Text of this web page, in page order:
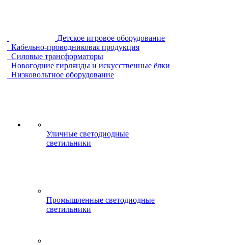
Детское игровое оборудование
Кабельно-проводниковая продукция
Силовые трансформаторы
Новогодние гирлянды и искусственные ёлки
Низковольтное оборудование
Уличные светодиодные
светильники
Промышленные светодиодные
светильники